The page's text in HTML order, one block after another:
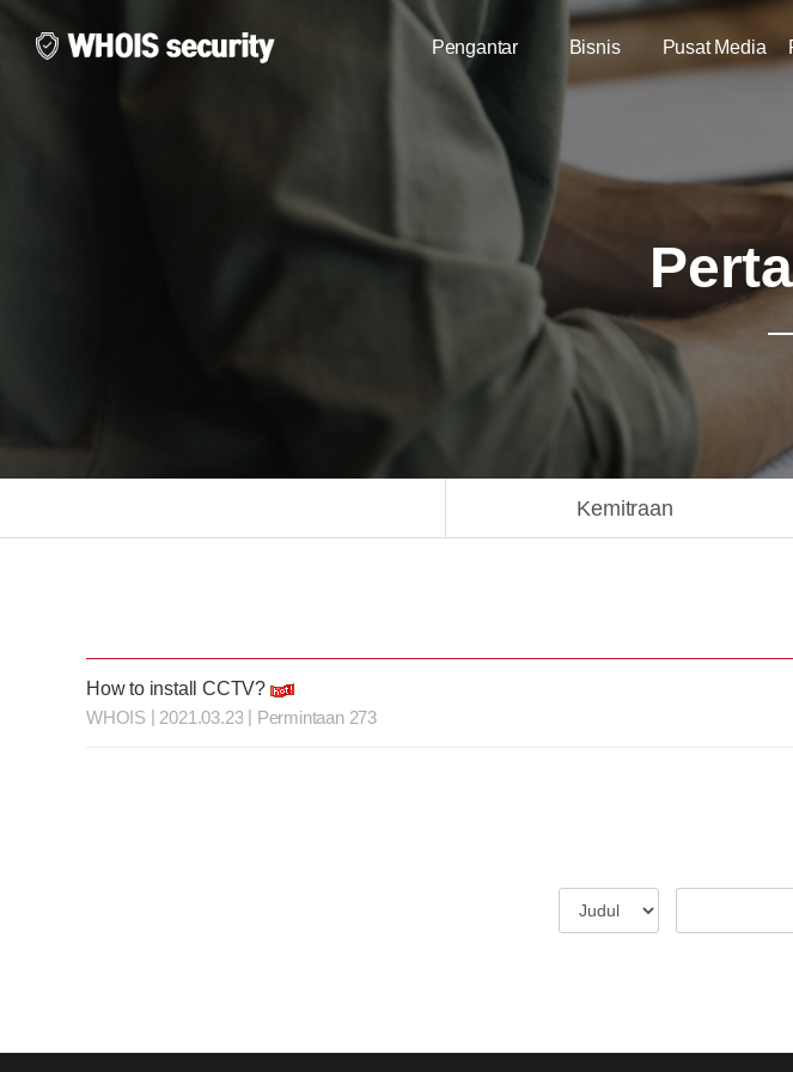
Pengantar Bisnis Pusat Media
Kemitraan
How to install CCTV?
WHOIS | 2021.03.23 | Permintaan 273